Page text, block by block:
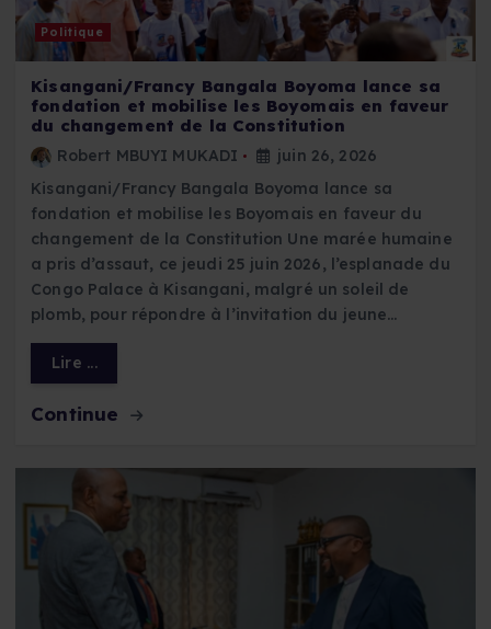
Politique
Kisangani/Francy Bangala Boyoma lance sa
fondation et mobilise les Boyomais en faveur
du changement de la Constitution
Robert MBUYI MUKADI
juin 26, 2026
Kisangani/Francy Bangala Boyoma lance sa
fondation et mobilise les Boyomais en faveur du
changement de la Constitution Une marée humaine
a pris d’assaut, ce jeudi 25 juin 2026, l’esplanade du
Congo Palace à Kisangani, malgré un soleil de
plomb, pour répondre à l’invitation du jeune…
Lire ...
Continue